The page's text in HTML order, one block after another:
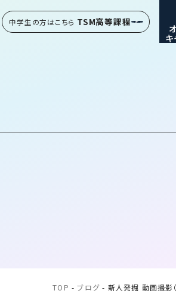
中学生の方はこちら TSM高等課程
キ
TOP -ブログ- 新人発掘 動画撮影